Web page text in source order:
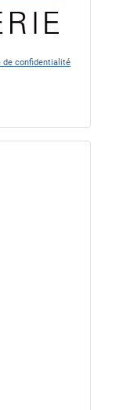
de confidentialité